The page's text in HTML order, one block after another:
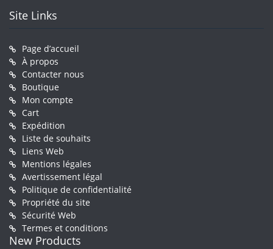
Site Links
Page d’accueil
À propos
Contacter nous
Boutique
Mon compte
Cart
Expédition
Liste de souhaits
Liens Web
Mentions légales
Avertissement légal
Politique de confidentialité
Propriété du site
Sécurité Web
Termes et conditions
New Products